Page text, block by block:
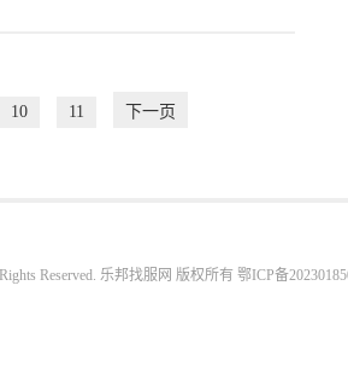
10 11 下一页
Reserved. 乐邦找服网 版权所有 鄂ICP备